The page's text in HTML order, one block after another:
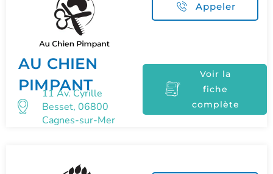
AU CHIEN
PIMPANT
11 Av. Cyrille
Besset, 06800
Cagnes-sur-Mer
Appeler
Voir la
fiche
complète